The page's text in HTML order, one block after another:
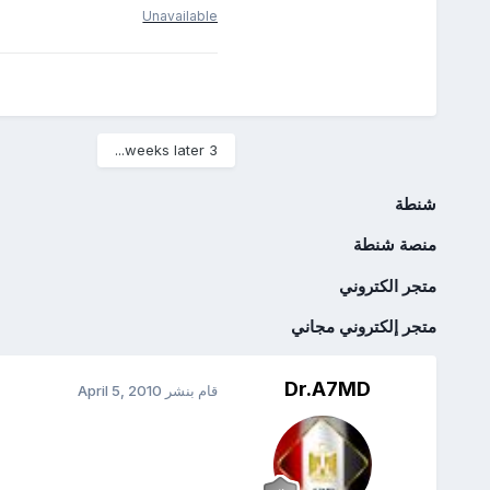
Unavailable
3 weeks later...
شنطة
منصة شنطة
متجر الكتروني
متجر إلكتروني مجاني
Dr.A7MD قام بنشر April 5, 2010